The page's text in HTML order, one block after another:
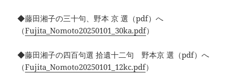
◆藤田湘子の三十句、野本 京 選（pdf）へ
（Fujita_Nomoto20250101_30ka.pdf）
◆藤田湘子の四百句選 拾遺十二句 野本京 選（pdf）へ
（Fujita_Nomoto20250101_12kc.pdf）